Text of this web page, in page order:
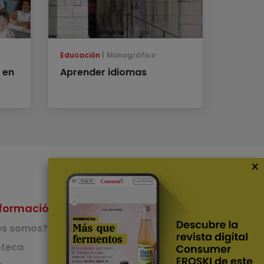
Educación Monográfico
Aprender idiomas
somos?
Nuestras Apps
App de recetas
×